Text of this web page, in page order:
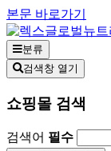
본문 바로가기
분류
검색창 열기
쇼핑몰 검색
검색어 필수